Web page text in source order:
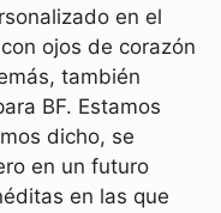
en el
ojos de corazón
también
BF. Estamos
dicho, se
en un futuro
en las que